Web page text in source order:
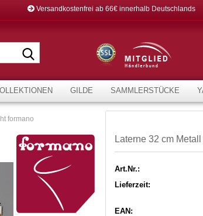
Versandkostenfrei ab 66€ innerhalb Deutschlands
GILDE SAMMLERSTÜCKE
formano
Laterne 32 cm
Art.Nr.:
Lieferzeit:
EAN: